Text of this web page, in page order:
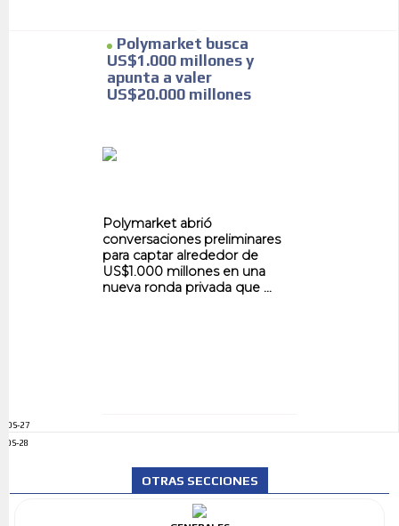
Polymarket busca
US$1.000 millones y
apunta a valer
US$20.000 millones
Polymarket abrió
conversaciones preliminares
para captar alrededor de
US$1.000 millones en una
nueva ronda privada que ...
ADS-27
ADS-28
OTRAS SECCIONES